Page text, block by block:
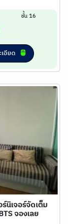
ชั้น 16
อียด
นิเจอร์จัดเต็ม
จองเลย